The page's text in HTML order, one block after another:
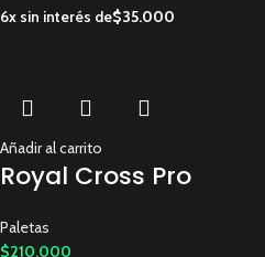
6x sin interés de$35.000
Añadir al carrito
Royal Cross Pro
Paletas
$210.000